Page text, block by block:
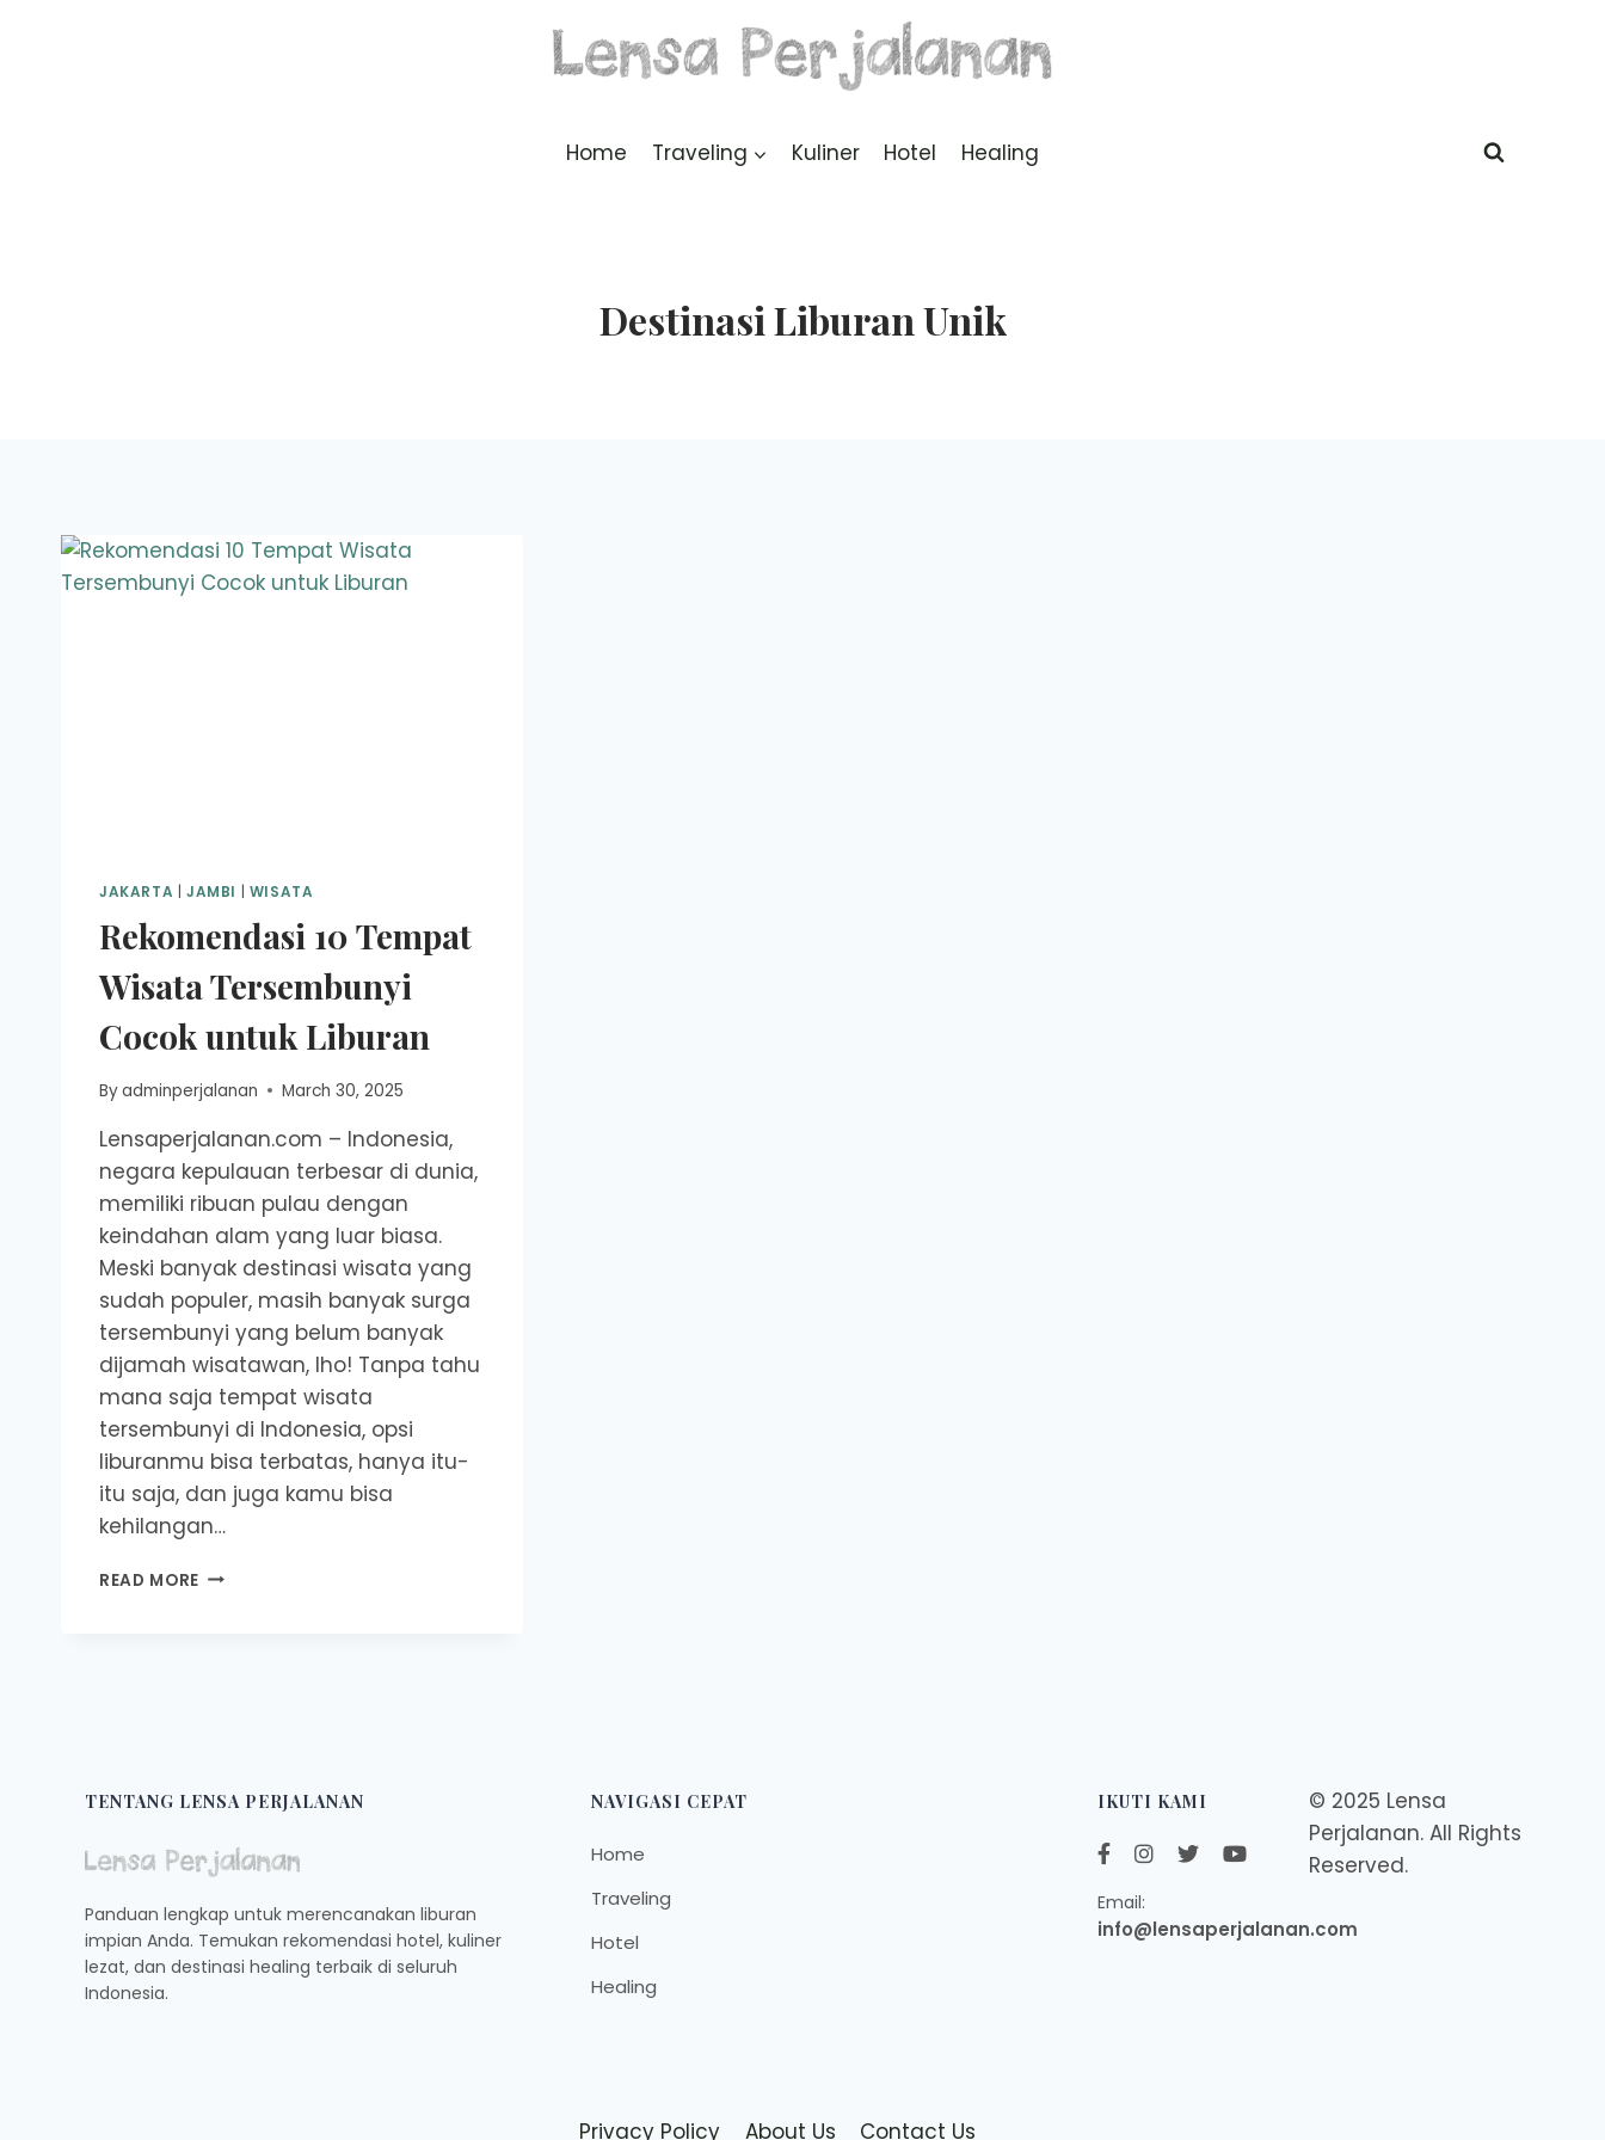
Home Traveling Kuliner Hotel Healing
Destinasi Liburan Unik
JAKARTA JAMBI WISATA
Rekomendasi 10 Tempat
Wisata Tersembunyi
Cocok untuk Liburan
Byadminperjalanan March 30, 2025
Lensaperjalanan.com – Indonesia,
negara kepulauan terbesar di dunia,
memiliki ribuan pulau dengan
keindahan alam yang luar biasa.
Meski banyak destinasi wisata yang
sudah populer, masih banyak surga
tersembunyi yang belum banyak
dijamah wisatawan, lho! Tanpa tahu
mana saja tempat wisata
tersembunyi di Indonesia, opsi
liburanmu bisa terbatas, hanya itu-
itu saja, dan juga kamu bisa
kehilangan…
READ MORE REKOMENDASI
TENTANG LENSA PERJALANAN
Panduan lengkap untuk merencanakan liburan
impian Anda. Temukan rekomendasi hotel, kuliner
lezat, dan destinasi healing terbaik di seluruh
Indonesia.
NAVIGASI CEPAT
Home
Traveling
Hotel
Healing
IKUTI KAMI
Email:
info@lensaperjalanan.com
© 2025 Lensa
Perjalanan. All Rights
Reserved.
Privacy Policy About Us Contact Us